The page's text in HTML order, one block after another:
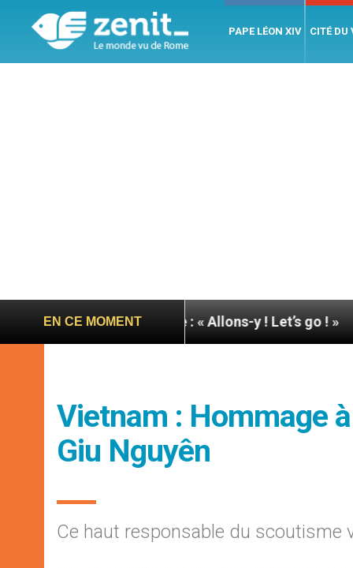
PAPE LÉON XIV CITÉ DU
EN CE MOMENT
pape à Assise : « Allons-y ! Let’s go ! »
Vietnam : Hommage
Giu Nguyên
Ce haut responsable du scoutisme